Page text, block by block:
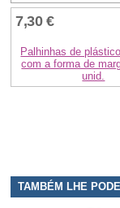
7,30 €
Palhinhas de
com a forma de
unid.
TAMBÉM LHE